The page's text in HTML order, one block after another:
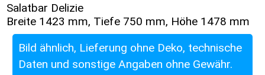
Salatbar Delizie
Breite 1423 mm, Tiefe 750 mm, Höhe 1478 mm
Bild ähnlich, Lieferung ohne Deko, technische
Daten und sonstige Angaben ohne Gewähr.